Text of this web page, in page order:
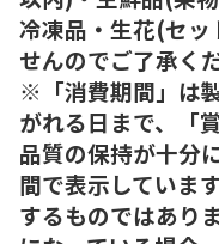
冷凍品・生花(セッ
せんのでご了承く
※「消費期間」は
がれる日まで、「
品質の保持が十分
間で表示していま
するものではあり